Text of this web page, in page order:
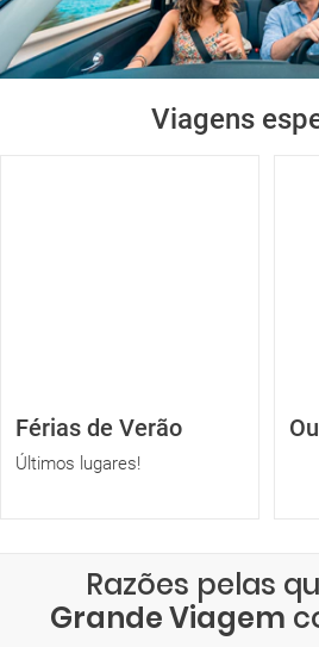
Viagens
Férias de Verão
Últimos lugares!
Razões pelas
Grande Viagem